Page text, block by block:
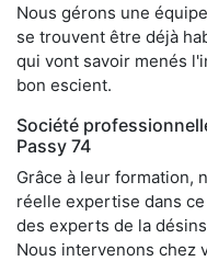
Nous gérons une
se trouvent être déjà
qui vont savoir menés
bon escient.
Société
Passy 74
Grâce à leur formation,
réelle expertise dans
des experts de la
Nous intervenons chez